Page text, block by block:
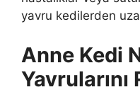
yavru kedilerden
Anne Kedi
Yavrularını